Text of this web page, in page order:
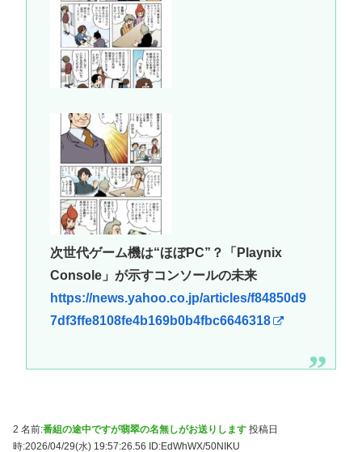
次世代ゲーム機は“ほぼPC”？「Playnix
Console」が示すコンソールの未来
https://news.yahoo.co.jp/articles/f84850d9
7df3ffe8108fe4b169b0b4fbc6646318
2 名前:番組の途中ですが翡翠の名無しがお送りします 投稿日
時:2026/04/29(水) 19:57:26.56
ID:EdWhWX/50NIKU